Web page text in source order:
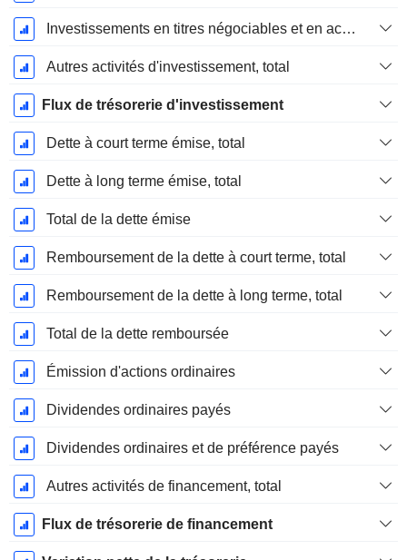
Investissements en titres négociables et en actions, total
Autres activités d'investissement, total
Flux de trésorerie d'investissement
Dette à court terme émise, total
Dette à long terme émise, total
Total de la dette émise
Remboursement de la dette à court terme, total
Remboursement de la dette à long terme, total
Total de la dette remboursée
Émission d'actions ordinaires
Dividendes ordinaires payés
Dividendes ordinaires et de préférence payés
Autres activités de financement, total
Flux de trésorerie de financement